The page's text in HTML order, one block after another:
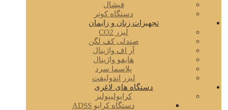
فیشال
دستگاه کوتر
تجهیزات زنان و زایمان
لیزر CO2
صندلی کف لگن
آر اف واژینال
هایفو واژینال
پلاسما سرد
لیزر اندولیفت
دستگاه های لاغری
کرایولیپولیز
دستگاه کرایو ADSS